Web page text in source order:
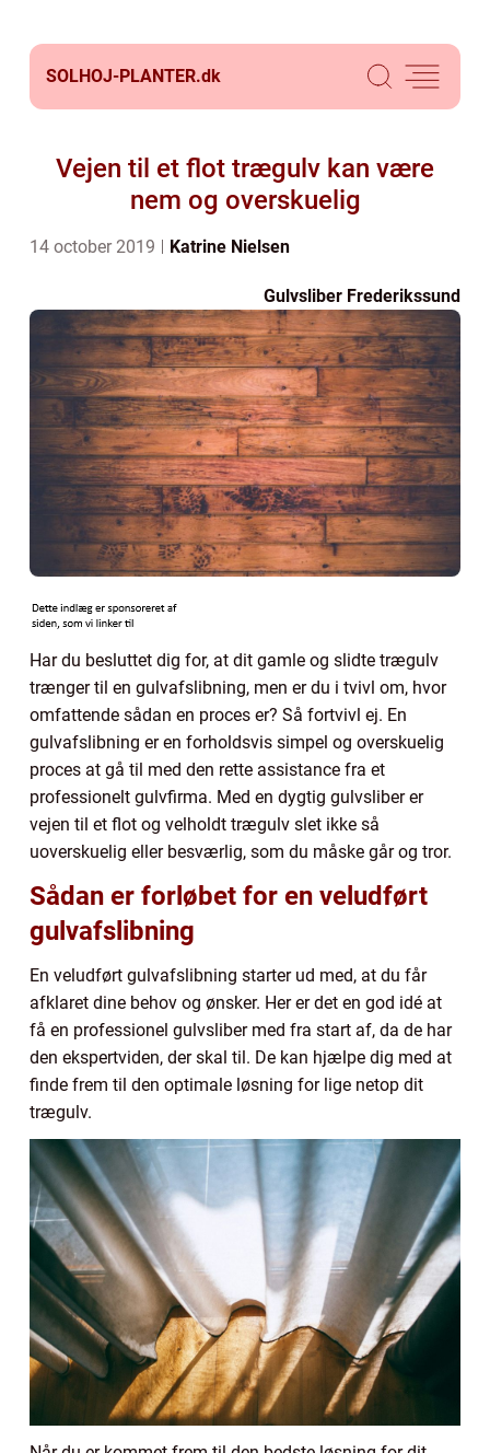
SOLHOJ-PLANTER.dk
Vejen til et flot trægulv kan være
nem og overskuelig
14 october 2019 Katrine Nielsen
Gulvsliber Frederikssund
Har du besluttet dig for, at dit gamle og slidte trægulv
trænger til en gulvafslibning, men er du i tvivl om, hvor
omfattende sådan en proces er? Så fortvivl ej. En
gulvafslibning er en forholdsvis simpel og overskuelig
proces at gå til med den rette assistance fra et
professionelt gulvfirma. Med en dygtig gulvsliber er
vejen til et flot og velholdt trægulv slet ikke så
uoverskuelig eller besværlig, som du måske går og tror.
Sådan er forløbet for en veludført
gulvafslibning
En veludført gulvafslibning starter ud med, at du får
afklaret dine behov og ønsker. Her er det en god idé at
få en professionel gulvsliber med fra start af, da de har
den ekspertviden, der skal til. De kan hjælpe dig med at
finde frem til den optimale løsning for lige netop dit
trægulv.